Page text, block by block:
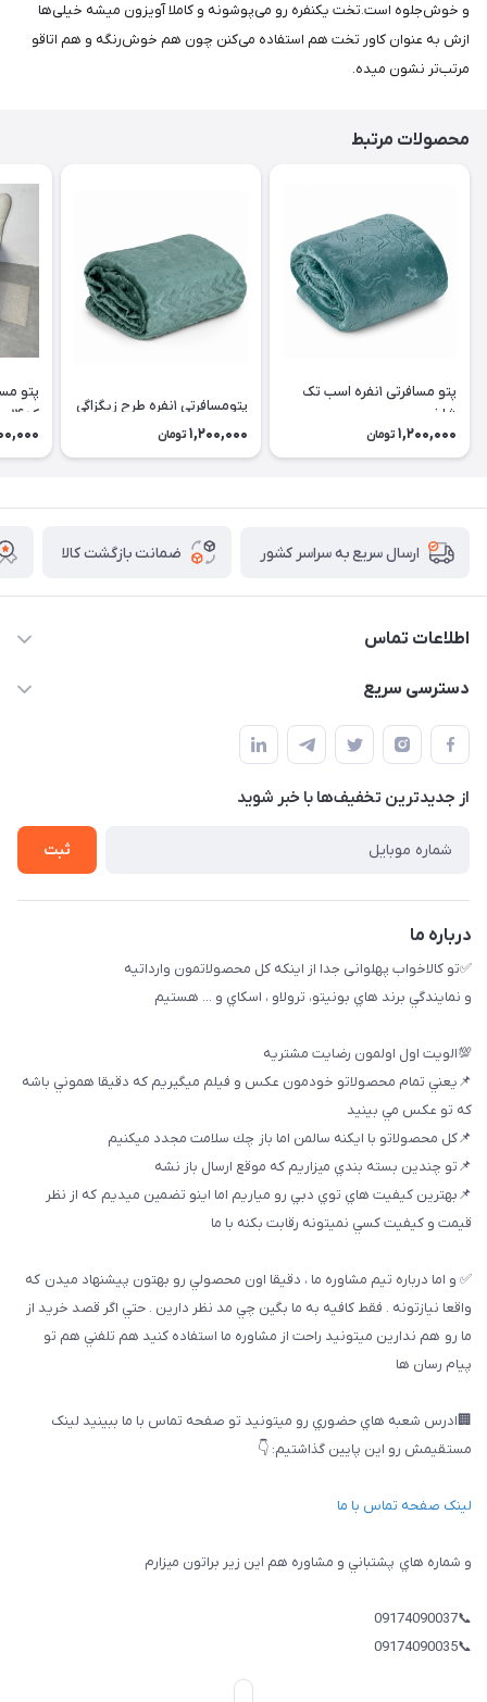
و خوش‌جلوه است.تخت یکنفره رو می‌پوشونه و کاملا آویزون میشه خیلی‌ها
ازش به عنوان کاور تخت هم استفاده می‌کنن چون هم خوش‌رنگه و هم اتاقو
مرتب‌تر نشون میده.
محصولات مرتبط
پتو مسافرتی ۱نفره اسب تک
شاخ
1,200,000 تومان
پتومسافرتی ۱نفره طرح زیگزاگی
1,200,000 تومان
کد۱۴
ارسال سریع به سراسر کشور ضمانت بازگشت کالا
اطلاعات تماس
09174090037
09174090035
بوشهر ، بندر ديلم، خيابان ساحلي ، بازار كويتي، روبرو شيلات
پنجمين فروشگاه كالاخواب پهلواني
دسترسی سریع
حساب کاربری
راهنماي خريد
لیست محصولات
تماس با ما
از جدید‌ترین تخفیف‌ها با‌ خبر شوید
ثبت
درباره ما
✅تو كالاخواب پهلوانى جدا از اينكه كل محصولاتمون وارداتيه
و نمايندگي برند هاي بونيتو، ترولاو ، اسكاي و ... هستيم
💯الويت اول اولمون رضايت مشتريه
📌يعني تمام محصولاتو خودمون عكس و فيلم ميگيريم كه دقيقا هموني باشه
كه تو عكس مي بينيد
📌كل محصولاتو با ايكنه سالمن اما باز چك سلامت مجدد ميكنيم
📌تو چندين بسته بندي ميزاريم كه موقع ارسال باز نشه
📌بهترين كيفيت هاي توي دبي رو مياريم اما اينو تضمين ميديم كه از نظر
قيمت و كيفيت كسي نميتونه رقابت بكنه با ما
✅ و اما درباره تيم مشاوره ما ، دقيقا اون محصولي رو بهتون پيشنهاد ميدن كه
واقعا نيازتونه . فقط كافيه به ما بگين چي مد نظر دارين . حتي اگر قصد خريد از
ما رو هم ندارين ميتونيد راحت از مشاوره ما استفاده كنيد هم تلفني هم تو
پيام رسان ها
🏢ادرس شعبه هاي حضوري رو ميتونيد تو صفحه تماس با ما ببینيد لینک
مستقیمش رو این پایین گذاشتیم: 👇
لینک صفحه تماس با ما
و شماره هاي پشتباني و مشاوره هم اين زير براتون ميزارم
📞09174090037
📞09174090035